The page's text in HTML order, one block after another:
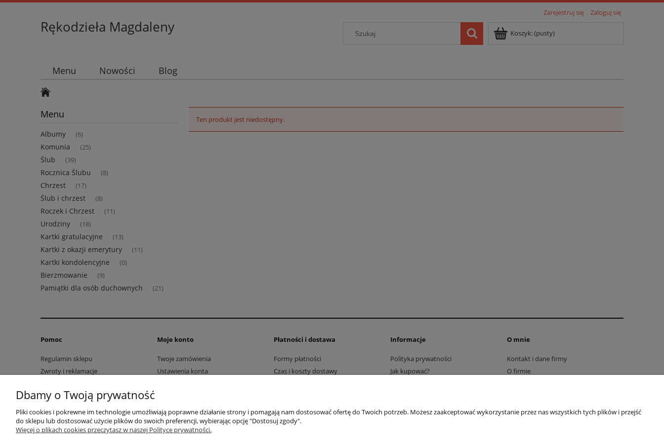
Zarejestruj się Zaloguj się
Rękodzieła Magdaleny Koszyk:(pusty)
Menu Nowości Blog
Menu
Albumy (6)
Komunia (25)
Ślub (39)
Rocznica Ślubu (8)
Chrzest (17)
Ślub i chrzest (8)
Roczek i Chrzest (11)
Urodziny (18)
Kartki gratulacyjne (13)
Kartki z okazji emerytury (11)
Kartki kondolencyjne (0)
Bierzmowanie (9)
Pamiątki dla osób duchownych (21)
Ten produkt jest niedostępny.
Pomoc
Regulamin sklepu
Zwroty i reklamacje
Moje konto
Twoje zamówienia
Ustawienia konta
Płatności i dostawa
Formy płatności
Czas i koszty dostawy
Informacje
Polityka prywatności
Jak kupować?
O mnie
Kontakt i dane firmy
O firmie
Dbamy o Twoją prywatność
Pliki cookies i pokrewne im technologie umożliwiają poprawne działanie strony i pomagają nam dostosować ofertę do Twoich potrzeb. Możesz zaakceptować wykorzystanie przez nas wszystkich tych plików i przejść
do sklepu lub dostosować użycie plików do swoich preferencji, wybierając opcję "Dostosuj zgody".
Więcej o plikach cookies przeczytasz w naszej Polityce prywatności.